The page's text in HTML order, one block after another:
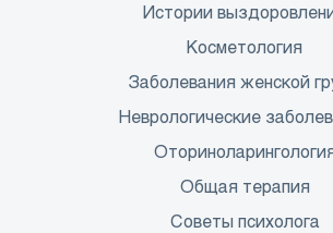
Истории
Косметология
Заболевания женской
Неврологические
Общая терапия
Советы психолога